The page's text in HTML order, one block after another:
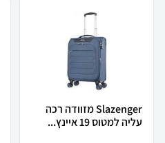
Slazenger מזוודה רכה
עליה למטוס 19 איינץ...